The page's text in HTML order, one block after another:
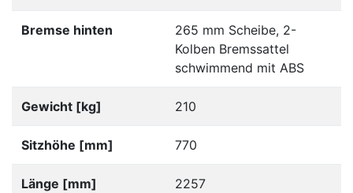
Bremse hinten
265 mm Scheibe, 2-
Kolben Bremssattel
schwimmend mit ABS
Gewicht [kg] 210
Sitzhöhe [mm] 770
Länge [mm] 2257